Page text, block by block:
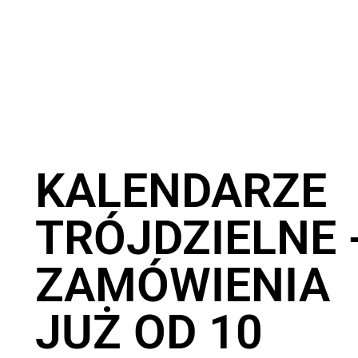
KALENDARZE
TRÓJDZIELNE
ZAMÓWIENIA
JUŻ OD 10